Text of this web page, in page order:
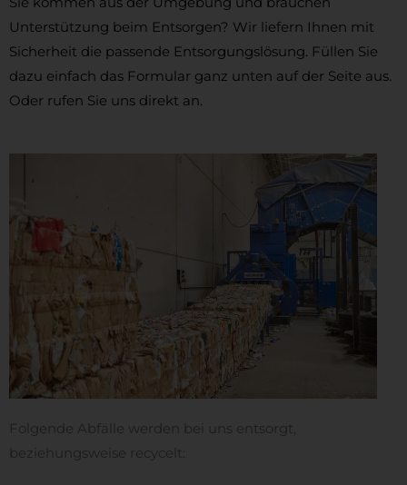
Unterstützung beim Entsorgen? Wir liefern Ihnen mit
Sicherheit die passende Entsorgungslösung. Füllen Sie
dazu einfach das Formular ganz unten auf der Seite aus.
Oder rufen Sie uns direkt an.
Folgende Abfälle werden bei uns entsorgt,
beziehungsweise recycelt: